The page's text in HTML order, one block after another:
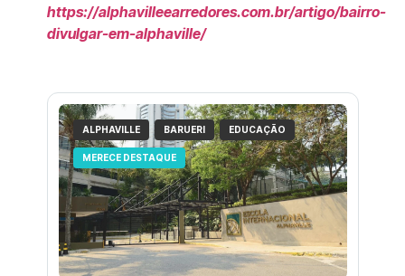
https://alphavilleearredores.com.br/artigo/bairro-
divulgar-em-alphaville/
ALPHAVILLE BARUERI EDUCAÇÃO
MERECE DESTAQUE